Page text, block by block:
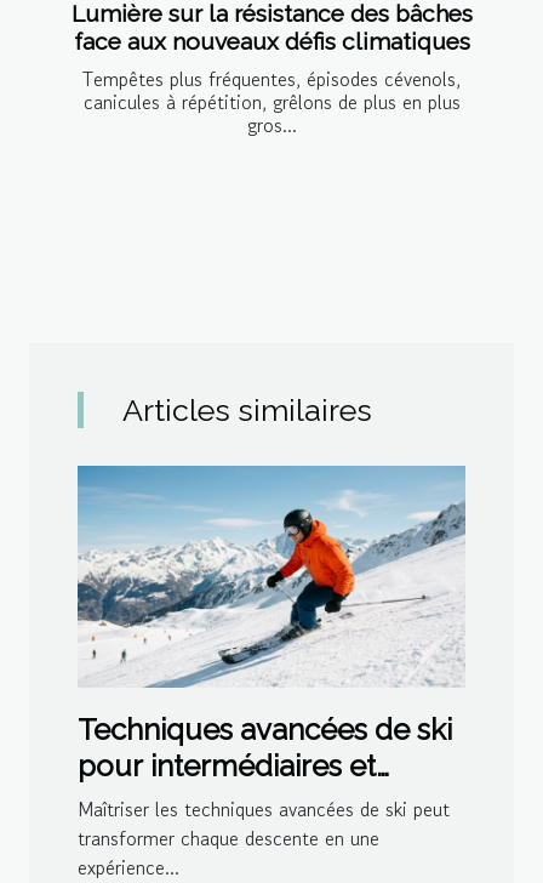
Lumière sur la résistance des bâches
face aux nouveaux défis climatiques
Tempêtes plus fréquentes, épisodes cévenols,
canicules à répétition, grêlons de plus en plus
gros...
Articles similaires
Techniques avancées de ski
pour intermédiaires et
experts
Maîtriser les techniques avancées de ski peut
transformer chaque descente en une
expérience...